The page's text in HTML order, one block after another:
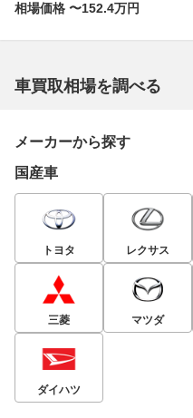
相場価格 〜152.4万円
車買取相場を調べる
メーカーから探す
国産車
トヨタ レクサス
三菱 マツダ
ダイハツ